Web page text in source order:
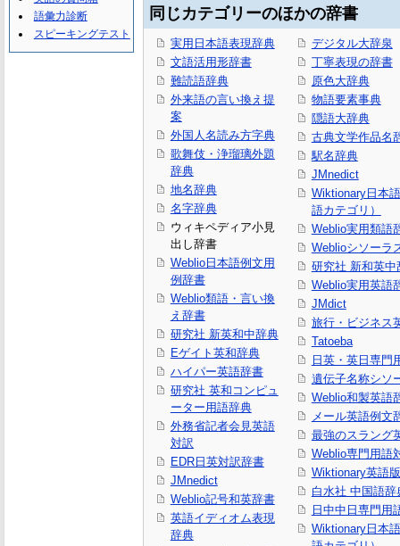
同じカテゴリーのほかの辞書
実用日本語表現辞典
文語活用形辞書
難読語辞典
外来語の言い換え提
案
外国人名読み方字典
歌舞伎・浄瑠璃外題
辞典
地名辞典
名字辞典
ウィキペディア小見
出し辞書
Weblio日本語例文用
例辞書
Weblio類語・言い換
え辞書
研究社 新英和中辞典
Eゲイト英和辞典
ハイパー英語辞書
研究社 英和コンピュ
ーター用語辞典
外務省記者会見英語
対訳
EDR日英対訳辞書
JMnedict
Weblio記号和英辞書
英語イディオム表現
辞典
デジタル大辞泉
丁寧表現の辞書
原色大辞典
物語要素事典
隠語大辞典
古典文学作品名
駅名辞典
JMnedict
Wiktionary日本
語カテゴリ）
Weblio実用類語
Weblioシソーラ
研究社 新和英中
Weblio実用英語
JMdict
旅行・ビジネス
Tatoeba
日英・英日専門
遺伝子名称シソ
Weblio和製英語
メール英語例文
最強のスラング
Weblio専門用語
Wiktionary英語版
白水社 中国語辞
日中中日専門用
Wiktionary日本
語彙力診断
スピーキングテスト